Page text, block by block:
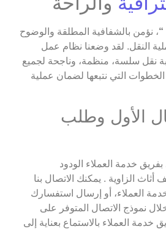
“، نؤمن بالشفافية المطلقة والوضوح
النقل. لقد وضعنا نظام عمل
سلسة، منظمة، وناجحة لجميع
التي نتبعها لضمان عملية
الاتصال الأول وطلب
بفريق خدمة العملاء الودود
الزاوية . يمكنك الاتصال بنا
العملاء، أو إرسال استفسارك
نموذج الاتصال المتوفر على
خدمة العملاء بالاستماع بعناية إلى